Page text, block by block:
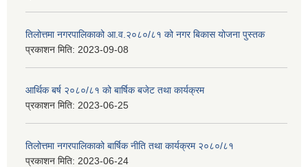
तिलोत्तमा नगरपालिकाको आ.व.२०८०/८१ को नगर बिकास योजना पुस्तक
प्रकाशन मिति: 2023-09-08
आर्थिक बर्ष २०८०/८१ को बार्षिक बजेट तथा कार्यक्रम
प्रकाशन मिति: 2023-06-25
तिलोत्तमा नगरपालिकाको बार्षिक नीति तथा कार्यक्रम २०८०/८१
प्रकाशन मिति: 2023-06-24